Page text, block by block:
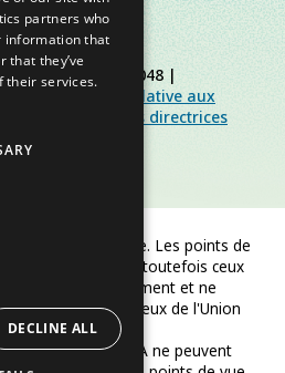
| C.F. 91019770048 |
Politique relative aux
Lignes directrices
l'Union européenne. Les points de
exprimés sont toutefois ceux
des auteurs uniquement et ne
nécessairement ceux de l'Union
ou de CINEA.
ni CINEA ne peuvent
partners who
information that
that they’ve
their services.
DECLINE ALL